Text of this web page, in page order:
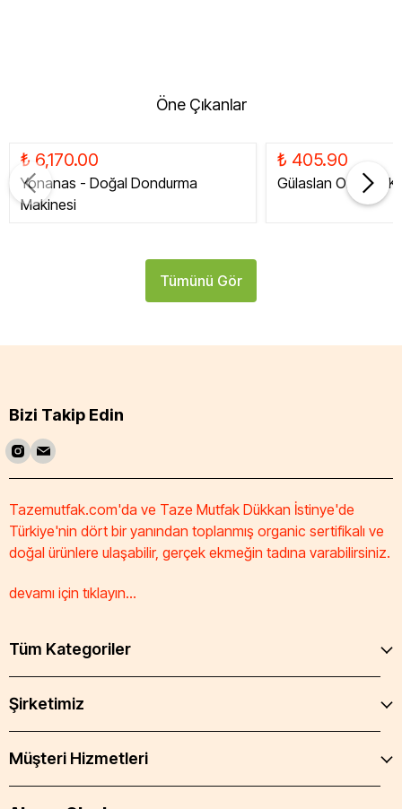
Öne Çıkanlar
₺ 6,170.00
Yonanas - Doğal Dondurma
Makinesi
₺ 405.90
Gülaslan Organik
Tümünü Gör
Bizi Takip Edin
Tazemutfak.com'da ve Taze Mutfak Dükkan İstinye'de
Türkiye'nin dört bir yanından toplanmış organic sertifikalı ve
doğal ürünlere ulaşabilir, gerçek ekmeğin tadına varabilirsiniz.
devamı için tıklayın...
Tüm Kategoriler
Şirketimiz
Müşteri Hizmetleri